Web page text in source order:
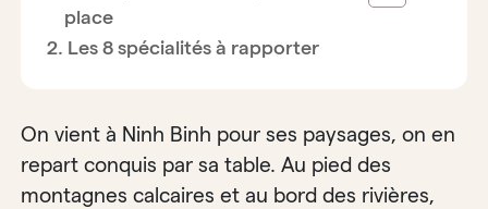
place
Les 8 spécialités à rapporter
On vient à Ninh Binh pour ses paysages, on en
repart conquis par sa table. Au pied des
montagnes calcaires et au bord des rivières,